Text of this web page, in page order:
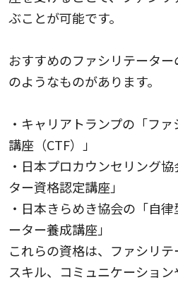
ぶことが可能です。
おすすめのファシリテータ
のようなものがあります。
・キャリアトランプの「フ
講座（CTF）」
・日本プロカウンセリング
ター資格認定講座」
・日本きらめき協会の「自
ーター養成講座」
これらの資格は、ファシリ
スキル、コミュニケーショ